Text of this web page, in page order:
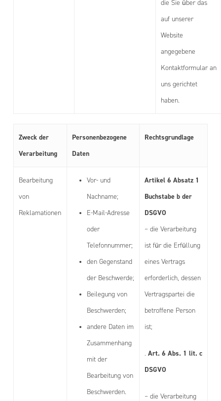
die Sie über das
auf unserer
Website
angegebene
Kontaktformular an
uns gerichtet
haben.
Zweck der
Verarbeitung
Personenbezogene
Daten
Rechtsgrundlage
Bearbeitung
von
Reklamationen
Vor- und
Nachname;
E-Mail-Adresse
oder
Telefonnummer;
den Gegenstand
der Beschwerde;
Beilegung von
Beschwerden;
andere Daten im
Zusammenhang
mit der
Bearbeitung von
Beschwerden.
Artikel 6 Absatz 1
Buchstabe b der
DSGVO
– die Verarbeitung
ist für die Erfüllung
eines Vertrags
erforderlich, dessen
Vertragspartei die
betroffene Person
ist;
. Art. 6 Abs. 1 lit. c
DSGVO
– die Verarbeitung